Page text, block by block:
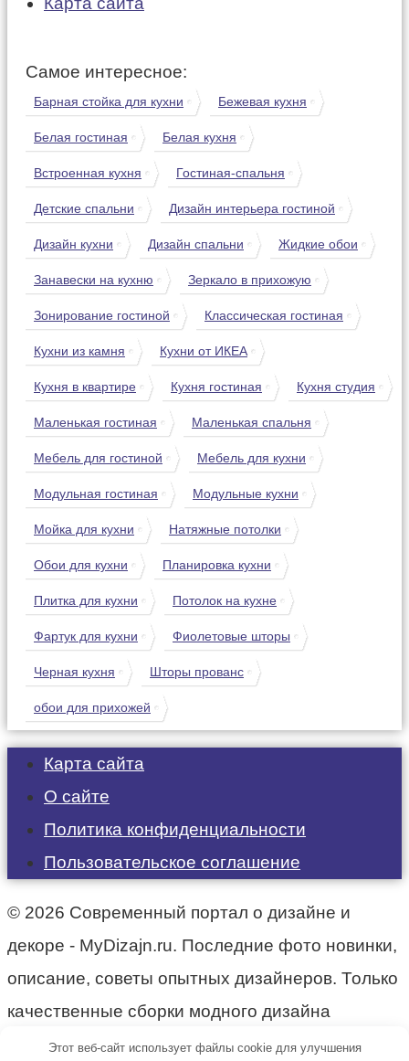
Самое интересное:
Барная стойка для кухни Бежевая кухня
Белая гостиная Белая кухня
Встроенная кухня Гостиная-спальня
Детские спальни Дизайн интерьера гостиной
Дизайн кухни Дизайн спальни Жидкие обои
Занавески на кухню Зеркало в прихожую
Зонирование гостиной Классическая гостиная
Кухни из камня Кухни от ИКЕА
Кухня в квартире Кухня гостиная Кухня студия
Маленькая гостиная Маленькая спальня
Мебель для гостиной Мебель для кухни
Модульная гостиная Модульные кухни
Мойка для кухни Натяжные потолки
Обои для кухни Планировка кухни
Плитка для кухни Потолок на кухне
Фартук для кухни Фиолетовые шторы
Черная кухня Шторы прованс
обои для прихожей
Карта сайта
О сайте
Политика конфиденциальности
Пользовательское соглашение
© 2026 Современный портал о дизайне и
декоре - MyDizajn.ru. Последние фото новинки,
описание, советы опытных дизайнеров. Только
качественные сборки модного дизайна
интерьера.
Этот веб-сайт использует файлы cookie для улучшения